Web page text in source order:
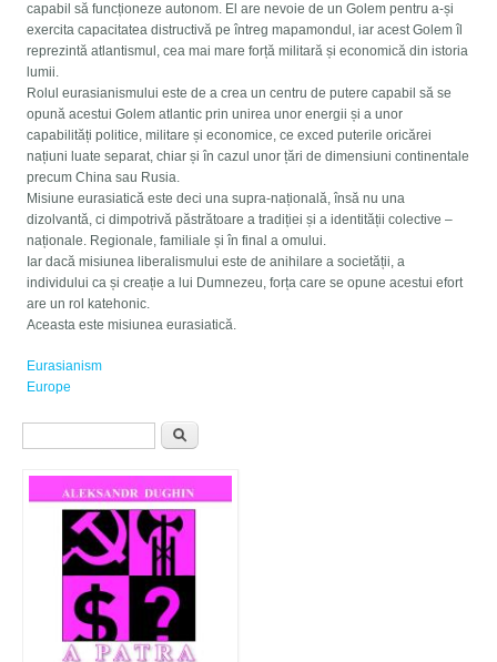
capabil să funcționeze autonom. El are nevoie de un Golem pentru a-și
exercita capacitatea distructivă pe întreg mapamondul, iar acest Golem îl
reprezintă atlantismul, cea mai mare forță militară și economică din istoria
lumii.
Rolul eurasianismului este de a crea un centru de putere capabil să se
opună acestui Golem atlantic prin unirea unor energii și a unor
capabilități politice, militare și economice, ce exced puterile oricărei
națiuni luate separat, chiar și în cazul unor țări de dimensiuni continentale
precum China sau Rusia.
Misiune eurasiatică este deci una supra-națională, însă nu una
dizolvantă, ci dimpotrivă păstrătoare a tradiției și a identității colective –
naționale. Regionale, familiale și în final a omului.
Iar dacă misiunea liberalismului este de anihilare a societății, a
individului ca și creație a lui Dumnezeu, forța care se opune acestui efort
are un rol katehonic.
Aceasta este misiunea eurasiatică.
Eurasianism
Europe
Formular de căutare